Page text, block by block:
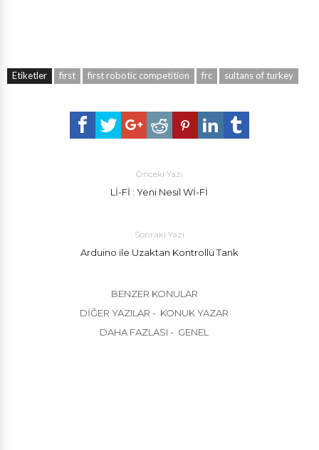
Etiketler first first robotic competition frc sultans of turkey
Önceki Yazı
Lİ-Fİ : Yeni Nesil Wİ-Fİ
Sonraki Yazı
Arduino ile Uzaktan Kontrollü Tank
BENZER KONULAR
DIĞER YAZILAR - KONUK YAZAR
DAHA FAZLASI - GENEL